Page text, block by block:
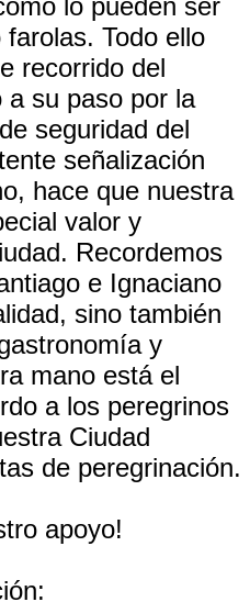
lo pueden ser
Todo ello
recorrido del
a su paso por la
seguridad del
señalización
hace que nuestra
valor y
Recordemos
e Ignaciano
sino también
y
mano está el
a los peregrinos
Ciudad
de peregrinación.
apoyo!